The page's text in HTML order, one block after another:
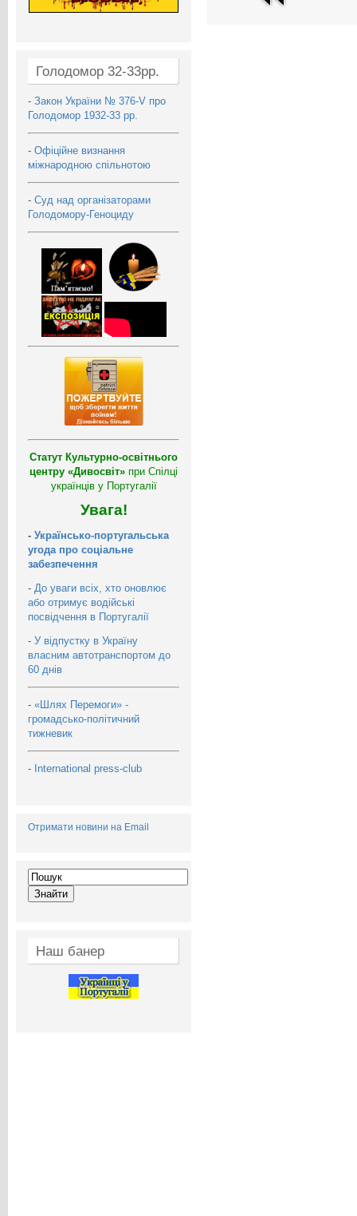
Голодомор 32-33рр.
- Закон України № 376-V про
Голодомор 1932-33 рр.
- Офіційне визнання
міжнародною спільнотою
- Суд над організаторами
Голодомору-Геноциду
Статут Культурно-освітнього
центру «Дивосвіт» при Спілці
українців у Португалії
Увага!
- Українсько-португальська
угода про соціальне
забезпечення
- До уваги всіх, хто оновлює
або отримує водійські
посвідчення в Португалії
- У відпустку в Україну
власним автотранспортом до
60 днів
- «Шлях Перемоги» -
громадсько-політичний
тижневик
- International press-club
Отримати новини на Email
Наш банер